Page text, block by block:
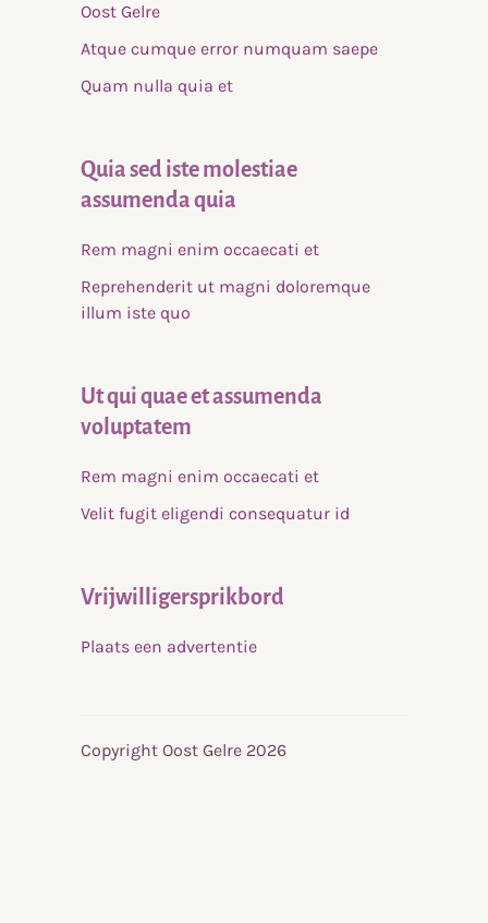
Oost Gelre
Atque cumque error numquam saepe
Quam nulla quia et
Quia sed iste molestiae
assumenda quia
Rem magni enim occaecati et
Reprehenderit ut magni doloremque
illum iste quo
Ut qui quae et assumenda
voluptatem
Rem magni enim occaecati et
Velit fugit eligendi consequatur id
Vrijwilligersprikbord
Plaats een advertentie
Copyright Oost Gelre 2026